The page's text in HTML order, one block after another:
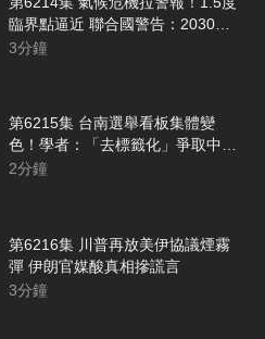
臨界點逼近 聯合國警告：2030前
恐創最熱紀錄
3分鐘
第6215集 台南選舉看板集體變
色！學者：「去標籤化」爭取中間
選民支持
2分鐘
第6216集 川普再放美伊協議煙霧
彈 伊朗官媒酸真相摻謊言
3分鐘